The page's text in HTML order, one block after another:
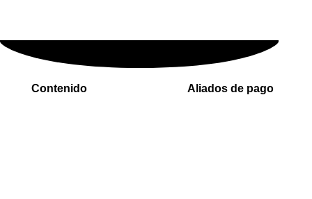
Contenido
Aliados de pago